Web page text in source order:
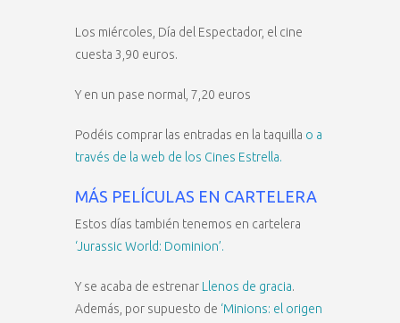
Los miércoles, Día del Espectador, el cine
cuesta 3,90 euros.
Y en un pase normal, 7,20 euros
Podéis comprar las entradas en la taquilla o a
través de la web de los Cines Estrella.
MÁS PELÍCULAS EN CARTELERA
Estos días también tenemos en cartelera
‘Jurassic World: Dominion’.
Y se acaba de estrenar Llenos de gracia.
Además, por supuesto de ‘Minions: el origen